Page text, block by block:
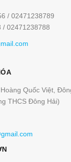
/ 02471238789
/ 02471238788
Quốc Việt,
THCS Đông Hải)